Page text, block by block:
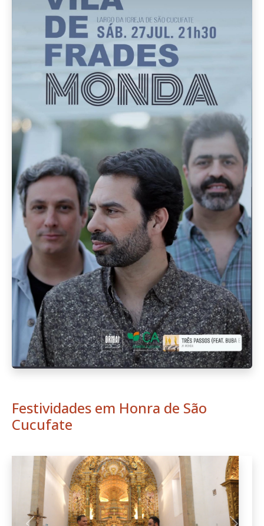
Festividades em Honra de São
Cucufate
Anterior
Limpeza e Manutenção das
Entradas da Vila